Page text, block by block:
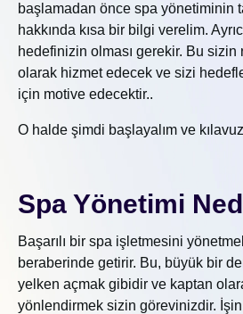
başlamadan önce spa yönetiminin
hakkında kısa bir bilgi verelim.
hedefinizin olması gerekir. Bu sizin
olarak hizmet edecek ve sizi
için motive edecektir..
O halde şimdi başlayalım ve
Spa Yönetimi
Başarılı bir spa işletmesini
beraberinde getirir. Bu, büyük bir
yelken açmak gibidir ve kaptan
yönlendirmek sizin görevinizdir.